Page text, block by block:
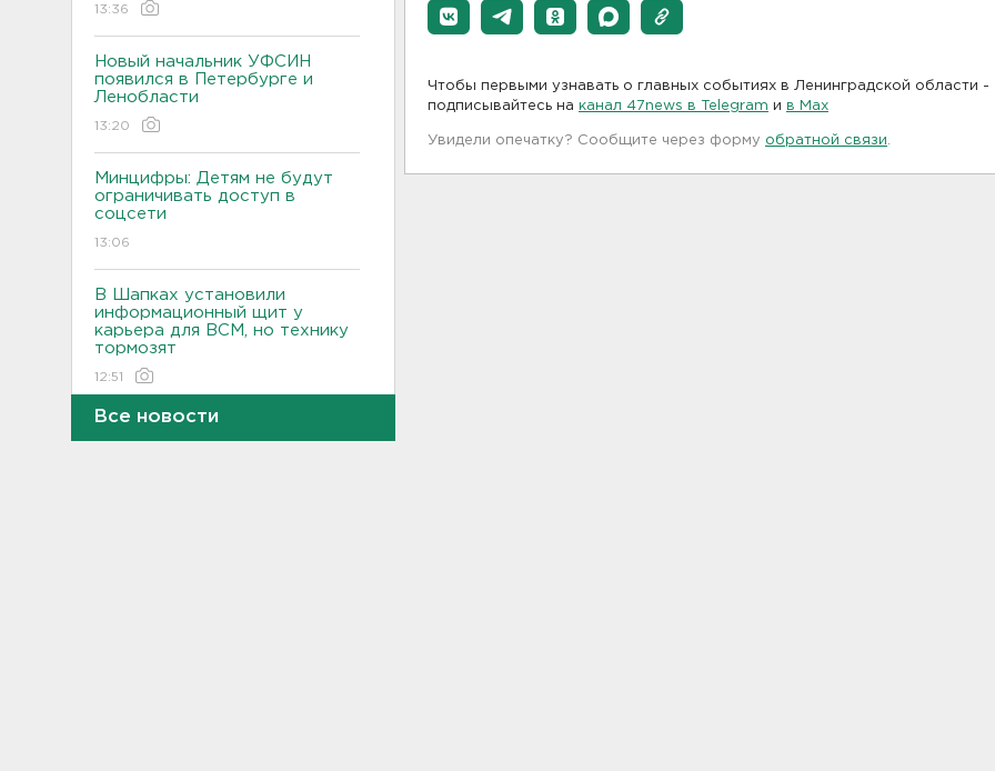
13:36
Новый начальник УФСИН
появился в Петербурге и
Ленобласти
13:20
Минцифры: Детям не будут
ограничивать доступ в
соцсети
13:06
В Шапках установили
информационный щит у
карьера для ВСМ, но технику
тормозят
12:51
Все новости
Чтобы первыми узнавать о главных событиях в Ленинградской области -
подписывайтесь на канал 47news в Telegram и в Maх
Увидели опечатку? Сообщите через форму обратной связи